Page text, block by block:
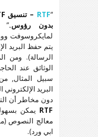
“
RTF – تنسيق Rich Text
بدون رؤوس.
يتم حفظ البريد
الرسالة). ومن
الوثائق عند
سبيل المثال,
البريد
دون مخاطر أن
RTF يمكن
معالج النصوص
ابي ورد).